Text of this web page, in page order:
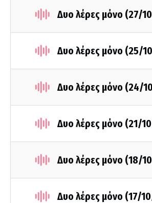
Δυο λέρες μόνο (27/
Δυο λέρες μόνο (25/
Δυο λέρες μόνο (24/
Δυο λέρες μόνο (21/
Δυο λέρες μόνο (18/
Δυο λέρες μόνο (17/